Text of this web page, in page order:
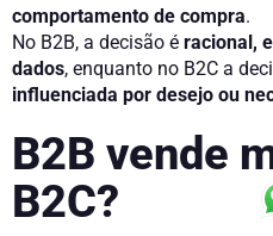
comportamento de compra.
No B2B, a decisão é racional,
dados, enquanto no B2C a
influenciada por desejo ou
B2B vende
B2C?